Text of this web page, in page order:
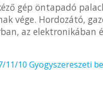
gép öntapadó
vége. Hordozátó,
az elektronikában
11/10 Gyogyszereszeti